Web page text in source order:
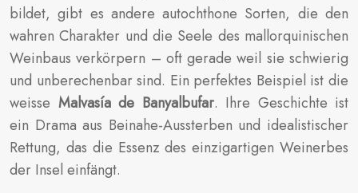
bildet, gibt es andere autochthone Sorten, die den
wahren Charakter und die Seele des mallorquinischen
Weinbaus verkörpern – oft gerade weil sie schwierig
und unberechenbar sind. Ein perfektes Beispiel ist die
weisse Malvasía de Banyalbufar. Ihre Geschichte ist
ein Drama aus Beinahe-Aussterben und idealistischer
Rettung, das die Essenz des einzigartigen Weinerbes
der Insel einfängt.